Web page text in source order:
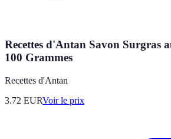
Recettes d'Antan Savon Surgras
100 Grammes
Recettes d'Antan
3.72 EURVoir le prix